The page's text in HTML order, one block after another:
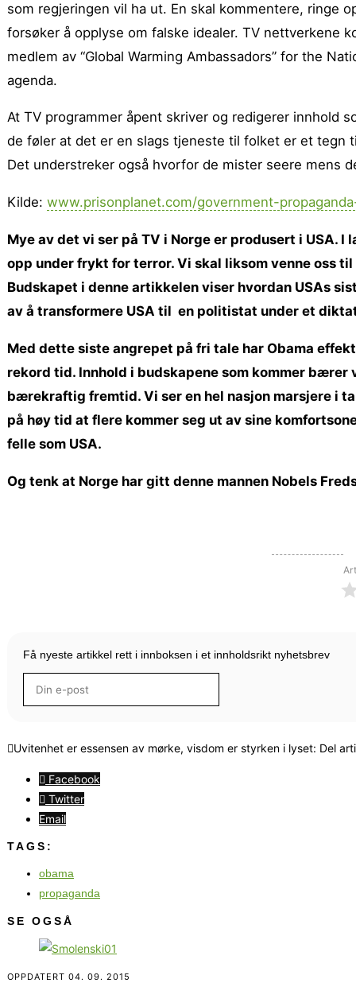
som regjeringen vil ha ut. En skal kommentere, ringe
forsøker å opplyse om falske idealer. TV nettverkene
medlem av “Global Warming Ambassadors” for the
agenda.
At TV programmer åpent skriver og redigerer innhold
de føler at det er en slags tjeneste til folket er et tegn
Det understreker også hvorfor de mister seere mens
Kilde: www.prisonplanet.com/government-
Mye av det vi ser på TV i Norge er produsert i USA.
opp under frykt for terror. Vi skal liksom venne oss
Budskapet i denne artikkelen viser hvordan USAs
av å transformere USA til en politistat under et
Med dette siste angrepet på fri tale har Obama
rekord tid. Innhold i budskapene som kommer bærer
bærekraftig fremtid. Vi ser en hel nasjon marsjere i
på høy tid at flere kommer seg ut av sine
felle som USA.
Og tenk at Norge har gitt denne mannen Nobels
Få nyeste artikkel rett i innboksen i et innholdsrikt nyhetsbrev
Uvitenhet er essensen av mørke, visdom er styrken i lyset: Del
Facebook
Twitter
Email
TAGS:
obama
propaganda
SE OGSÅ
OPPDATERT 04. 09. 2015